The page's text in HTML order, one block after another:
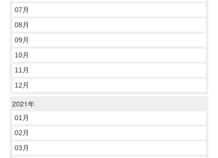
07月
08月
09月
10月
11月
12月
2021年
01月
02月
03月